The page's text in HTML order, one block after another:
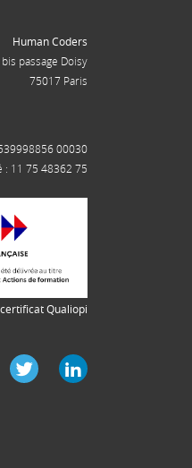
Human Coders
passage Doisy
75017 Paris
00030
: 11 75 48362 75
Qualiopi